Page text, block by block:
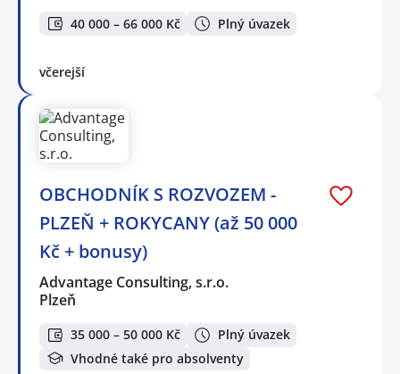
40 000 – 66 000 Kč Plný úvazek
včerejší
OBCHODNÍK S ROZVOZEM -
PLZEŇ + ROKYCANY (až 50 000
Kč + bonusy)
Advantage Consulting, s.r.o.
Plzeň
35 000 – 50 000 Kč
Plný úvazek
Vhodné také pro absolventy